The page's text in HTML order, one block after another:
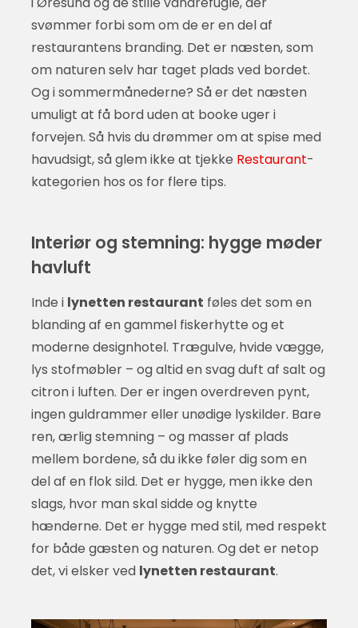
svømmer forbi som om de er en del af
restaurantens branding. Det er næsten, som
om naturen selv har taget plads ved bordet.
Og i sommermånederne? Så er det næsten
umuligt at få bord uden at booke uger i
forvejen. Så hvis du drømmer om at spise med
havudsigt, så glem ikke at tjekke Restaurant-
kategorien hos os for flere tips.
Interiør og stemning: hygge møder
havluft
Inde i lynetten restaurant føles det som en
blanding af en gammel fiskerhytte og et
moderne designhotel. Trægulve, hvide vægge,
lys stofmøbler – og altid en svag duft af salt og
citron i luften. Der er ingen overdreven pynt,
ingen guldrammer eller unødige lyskilder. Bare
ren, ærlig stemning – og masser af plads
mellem bordene, så du ikke føler dig som en
del af en flok sild. Det er hygge, men ikke den
slags, hvor man skal sidde og knytte
hænderne. Det er hygge med stil, med respekt
for både gæsten og naturen. Og det er netop
det, vi elsker ved lynetten restaurant.